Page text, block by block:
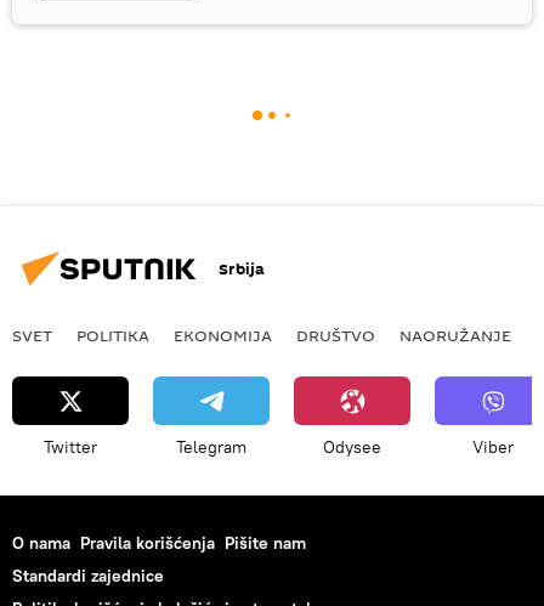
Srbija
SVET POLITIKA EKONOMIJA DRUŠTVO NAORUŽANJE
Twitter Telegram Odysee Viber
O nama Pravila korišćenja Pišite nam
Standardi zajednice